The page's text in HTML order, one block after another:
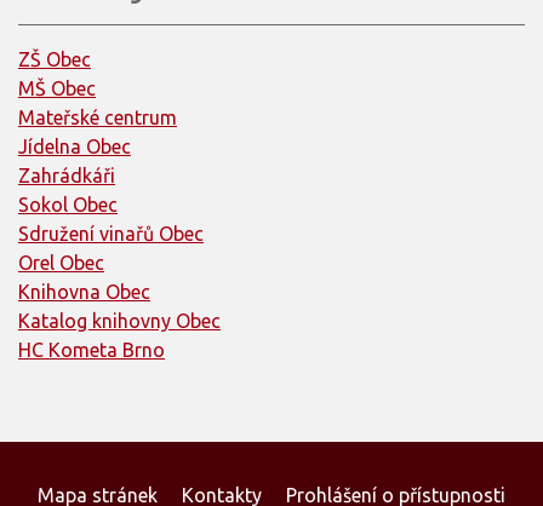
ZŠ Obec
MŠ Obec
Mateřské centrum
Jídelna Obec
Zahrádkáři
Sokol Obec
Sdružení vinařů Obec
Orel Obec
Knihovna Obec
Katalog knihovny Obec
HC Kometa Brno
Mapa stránek Kontakty Prohlášení o přístupnosti